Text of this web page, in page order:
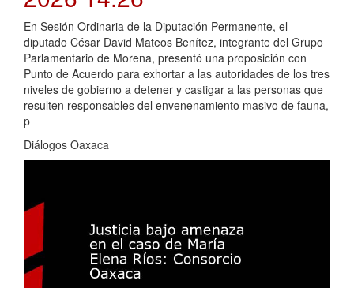
En Sesión Ordinaria de la Diputación Permanente, el
diputado César David Mateos Benítez, integrante del Grupo
Parlamentario de Morena, presentó una proposición con
Punto de Acuerdo para exhortar a las autoridades de los tres
niveles de gobierno a detener y castigar a las personas que
resulten responsables del envenenamiento masivo de fauna,
p
Diálogos Oaxaca